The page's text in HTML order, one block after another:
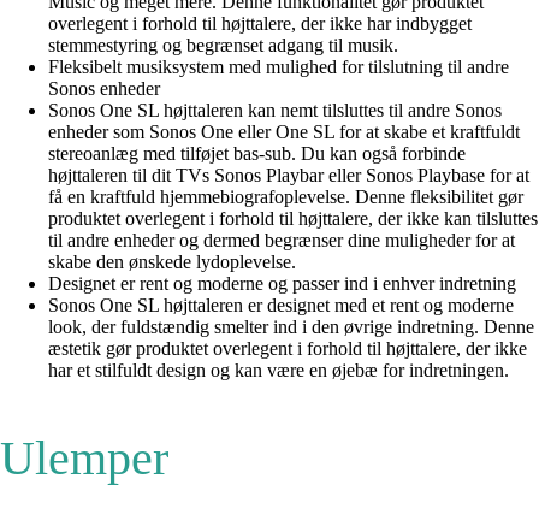
overlegent i forhold til højttalere, der ikke har indbygget
stemmestyring og begrænset adgang til musik.
Fleksibelt musiksystem med mulighed for tilslutning til andre
Sonos enheder
Sonos One SL højttaleren kan nemt tilsluttes til andre Sonos
enheder som Sonos One eller One SL for at skabe et kraftfuldt
stereoanlæg med tilføjet bas-sub. Du kan også forbinde
højttaleren til dit TVs Sonos Playbar eller Sonos Playbase for at
få en kraftfuld hjemmebiografoplevelse. Denne fleksibilitet gør
produktet overlegent i forhold til højttalere, der ikke kan tilsluttes
til andre enheder og dermed begrænser dine muligheder for at
skabe den ønskede lydoplevelse.
Designet er rent og moderne og passer ind i enhver indretning
Sonos One SL højttaleren er designet med et rent og moderne
look, der fuldstændig smelter ind i den øvrige indretning. Denne
æstetik gør produktet overlegent i forhold til højttalere, der ikke
har et stilfuldt design og kan være en øjebæ for indretningen.
Ulemper